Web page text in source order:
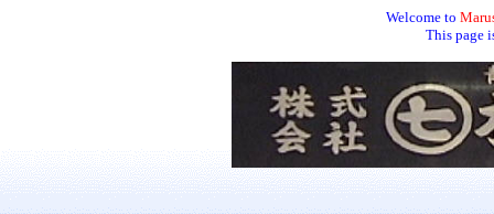
Welcome to
This page